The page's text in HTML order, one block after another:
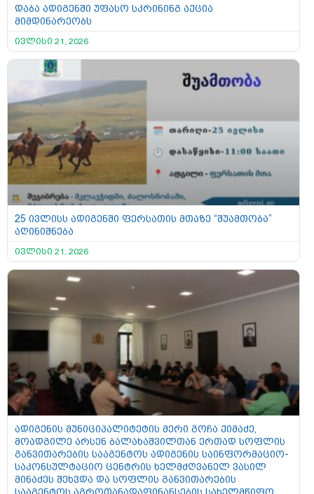
დაბა ადიგენში უფასო სკრინინგ აქცია
მიმდინარეობს
ივლისი 21, 2026
25 ივლისს ადიგენში ფერსათის მთაზე “შუამთობა”
აღინიშნება
ივლისი 21, 2026
ადიგენის მუნიციპალიტეტის მერი გოჩა ქიმაძე,
მოადგილე არსენ ბალახაშვილთან ერთად სოფლის
განვითარების სააგენტოს ადიგენის საინფორმაციო-
საკონსულტაციო ცენტრის ხელმძღვანელ ვასილ
მინაძეს შეხვდა და სოფლის განვითარების